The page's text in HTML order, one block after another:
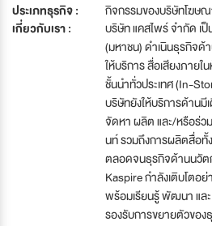
ประเภทธุรกิจ :
กิจกรรมของบริษัทโฆษ
เกี่ยวกับเรา :
บริษัท แคสไพร์ จำกัด เ
(มหาชน) ดำเนินธุรกิจด้
ให้บริการ สื่อเสียงภาย
ชั้นนำทั่วประเทศ (In-
บริษัทยังให้บริการด้าน
จัดหา ผลิต และ/หรือร่
นท์ รวมถึงการผลิตสื่อทั้
ตลอดจนธุรกิจด้านนวัตก
Kaspire กำลังเติบโตอ
พร้อมเรียนรู้ พัฒนา แล
รองรับการขยายตัวของ